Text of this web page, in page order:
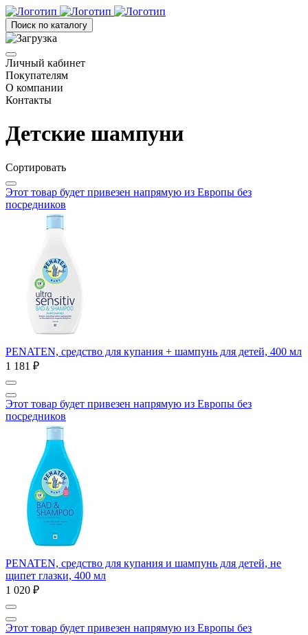
Поиск по каталогу
Личный кабинет
Покупателям
О компании
Контакты
Детские шампуни
Сортировать
Этот товар будет привезен напрямую из Европы без
посредников
PENATEN, средство для купания + шампунь для детей, 400 мл
1 181 ₽
Этот товар будет привезен напрямую из Европы без
посредников
PENATEN, средство для купания и шампунь для детей, не
щипет глазки, 400 мл
1 020 ₽
Этот товар будет привезен напрямую из Европы без